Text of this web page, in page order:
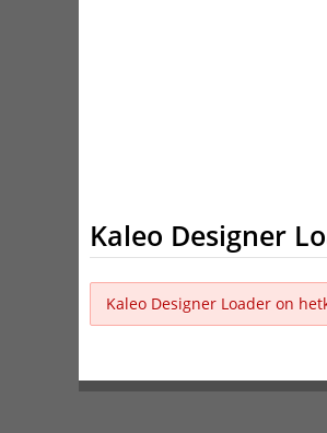
Kaleo Designer
Kaleo Designer Loader on